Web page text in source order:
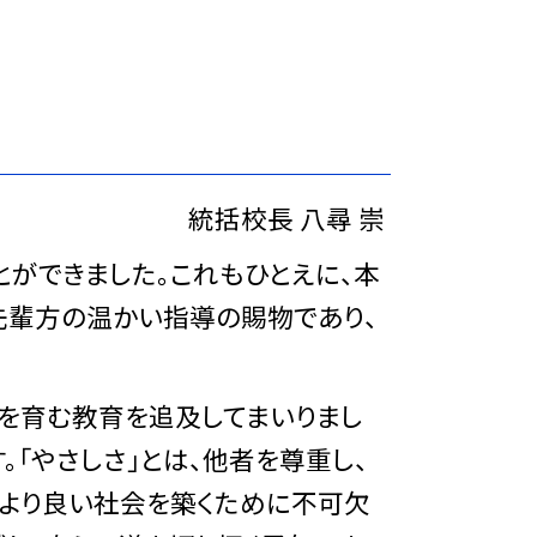
統括校長 八尋 崇
きました。これもひとえに、本
方の温かい指導の賜物であり、
育む教育を追及してまいりまし
やさしさ」とは、他者を尊重し、
り良い社会を築くために不可欠